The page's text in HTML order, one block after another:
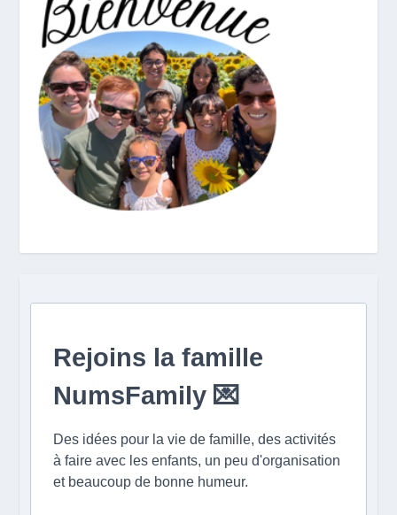
Rejoins la famille
NumsFamily 💌
Des idées pour la vie de famille, des activités
à faire avec les enfants, un peu d'organisation
et beaucoup de bonne humeur.